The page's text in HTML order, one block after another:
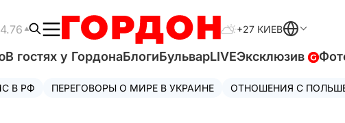
+27 КИЕВ
В гостях у ГордонаБлогиБульварLIVEЭксклюзив
В РФ ПЕРЕГОВОРЫ О МИРЕ В УКРАИНЕ ОТНОШЕНИЯ С